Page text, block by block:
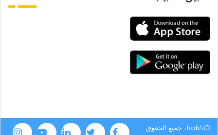
trakMD، جميع الحقوق